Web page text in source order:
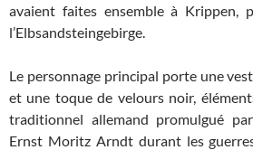
avaient faites ensemble à Krippen,
l’Elbsandsteingebirge.
Le personnage principal porte une
et une toque de velours noir,
traditionnel allemand promulgué
Ernst Moritz Arndt durant les